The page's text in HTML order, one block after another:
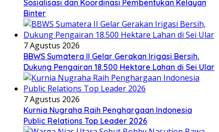
Sosialisasi dan Koordinasi Pembentukan Kelayan
Binter
7 Agustus 2026
BBWS Sumatera II Gelar Gerakan Irigasi Bersih,
Dukung Pengairan 18.500 Hektare Lahan di Sei Ular
7 Agustus 2026
Kurnia Nugraha Raih Penghargaan Indonesia
Public Relations Top Leader 2026